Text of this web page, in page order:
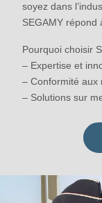
soyez dans
SEGAMY répond
Pourquoi choisir
– Expertise et
– Conformité aux
– Solutions sur